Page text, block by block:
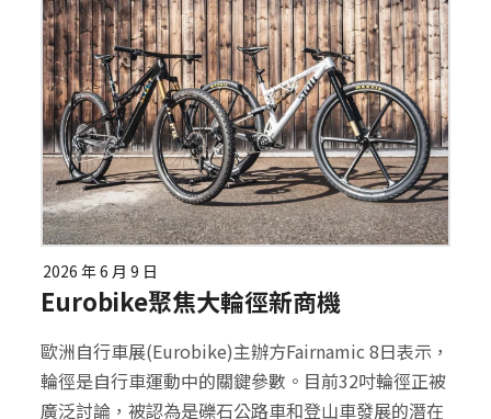
2026 年 6 月 9 日
Eurobike聚焦大輪徑新商機
歐洲自行車展(Eurobike)主辦方Fairnamic 8日表示，
輪徑是自行車運動中的關鍵參數。目前32吋輪徑正被
廣泛討論，被認為是礫石公路車和登山車發展的潛在